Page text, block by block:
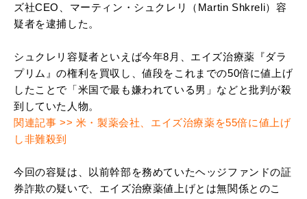
ズ社CEO、マーティン・シュクレリ（Martin Shkreli）容
疑者を逮捕した。
シュクレリ容疑者といえば今年8月、エイズ治療薬『ダラ
プリム』の権利を買収し、値段をこれまでの50倍に値上げ
したことで「米国で最も嫌われている男」などと批判が殺
到していた人物。
関連記事 >> 米・製薬会社、エイズ治療薬を55倍に値上げ
し非難殺到
今回の容疑は、以前幹部を務めていたヘッジファンドの証
券詐欺の疑いで、エイズ治療薬値上げとは無関係とのこ